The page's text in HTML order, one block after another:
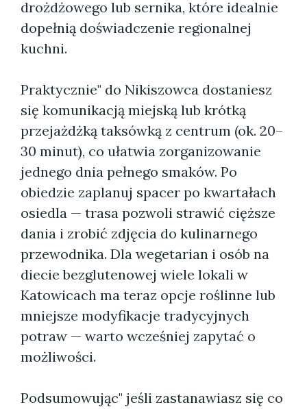
drożdżowego lub sernika, które idealnie
dopełnią doświadczenie regionalnej
kuchni.
Praktycznie" do Nikiszowca dostaniesz
się komunikacją miejską lub krótką
przejażdżką taksówką z centrum (ok. 20–
30 minut), co ułatwia zorganizowanie
jednego dnia pełnego smaków. Po
obiedzie zaplanuj spacer po kwartałach
osiedla — trasa pozwoli strawić cięższe
dania i zrobić zdjęcia do kulinarnego
przewodnika. Dla wegetarian i osób na
diecie bezglutenowej wiele lokali w
Katowicach ma teraz opcje roślinne lub
mniejsze modyfikacje tradycyjnych
potraw — warto wcześniej zapytać o
możliwości.
Podsumowując" jeśli zastanawiasz się co